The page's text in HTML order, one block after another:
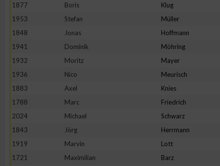
1877
Boris Klug
1953
Stefan Müller
1848
Jonas Hoffmann
1941
Dominik Möhring
1932
Moritz Mayer
1936
Nico Meurisch
1883
Axel Knies
1788
Marc Friedrich
2024
Michael Schwarz
1843
Jörg Herrmann
1919
Marvin Lott
1721
Maximilian Barz
Nicht-IAB-Verarbeitungszwecke:
Performance
Funktional
Werbung